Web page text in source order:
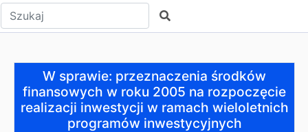
Wpisz tekst do wyszukania Szukaj
W sprawie: przeznaczenia środków finansowych w
W sprawie: przeznaczenia środków
finansowych w roku 2005 na rozpoczęcie
realizacji inwestycji w ramach wieloletnich
programów inwestycyjnych